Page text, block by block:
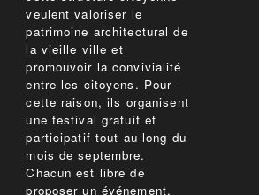
veulent valoriser le
patrimoine architectural de
la vieille ville et
promouvoir la convivialité
entre les citoyens. Pour
cette raison, ils organisent
une festival gratuit et
participatif tout au long du
mois de septembre.
Chacun est libre de
proposer un événement,